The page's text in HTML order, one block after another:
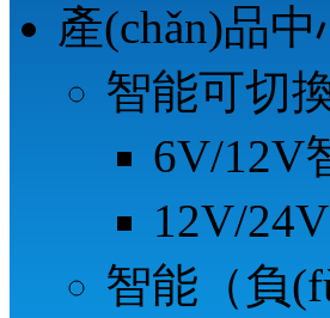
產(chǎn)品中
智能可切
6V/12V
12V/
智能（負